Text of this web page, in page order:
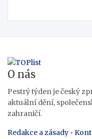
O nás
Pestrý týden je český
aktuální dění,
zahraničí.
Redakce a zásady •